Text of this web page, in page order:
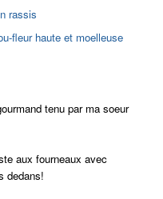
rassis
fleur haute et moelleuse
tenu par ma soeur
aux fourneaux avec
dedans!